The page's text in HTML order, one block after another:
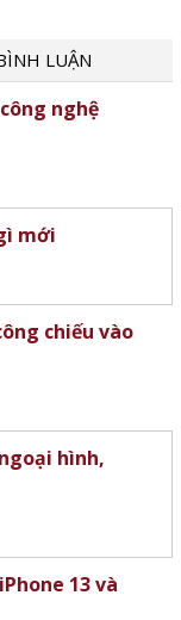
LUẬN
nghệ
mới
chiếu vào
hình,
13 và